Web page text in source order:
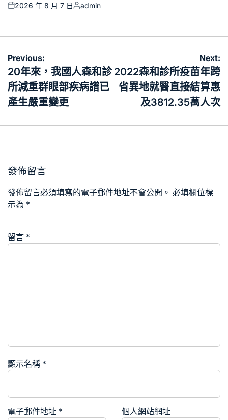
Posted
2026 年 8 月 7 日
Posted
admin
文
章
導
覽
Previous:
20年來，我國人森和診
所減重群眼部疾病譜已
產生嚴重變更
Next:
2022森和診所疫苗年跨
省異地就醫直接結算惠
及3812.35萬人次
發佈留言
發佈留言必須填寫的電子郵件地址不會公開。 必填欄位標
示為 *
留言 *
顯示名稱 *
電子郵件地址 * 個人網站網址